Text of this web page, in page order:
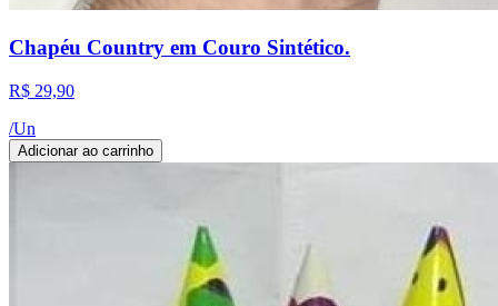
Chapéu Country em Couro Sintético.
R$ 29,90
/Un
Adicionar ao carrinho